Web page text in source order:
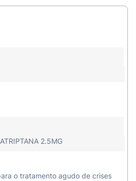
2.5MG
o tratamento agudo de crises